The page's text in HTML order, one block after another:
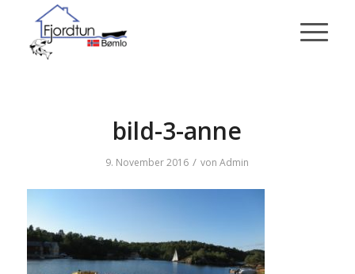
bild-3-anne
9. November 2016 / vonAdmin